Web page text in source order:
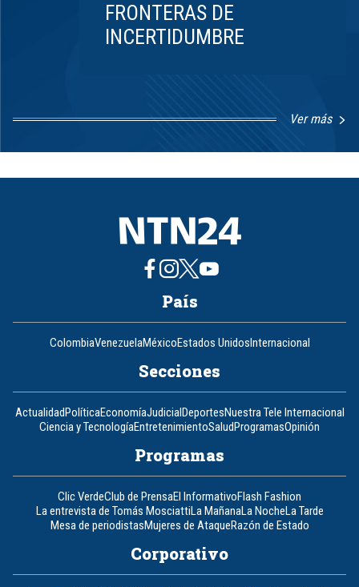
FRONTERAS DE
INCERTIDUMBRE
Ver más
1
8
País
ColombiaVenezuelaMéxicoEstados UnidosInternacional
Secciones
ActualidadPolíticaEconomíaJudicialDeportesNuestra Tele Internacional
Ciencia y TecnologíaEntretenimientoSaludProgramasOpinión
Programas
Clic VerdeClub de PrensaEl InformativoFlash Fashion
La entrevista de Tomás MosciattiLa MañanaLa NocheLa Tarde
Mesa de periodistasMujeres de AtaqueRazón de Estado
Corporativo